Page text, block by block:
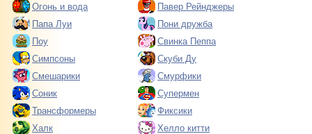
Огонь и вода
Павер Рейнджеры
Папа Луи
Пони дружба
Поу
Свинка Пеппа
Симпсоны
Скуби Ду
Смешарики
Смурфики
Соник
Супермен
Трансформеры
Фиксики
Халк
Хелло китти